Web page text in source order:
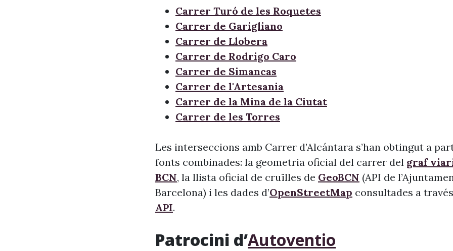
Carrer Turó de les Roquetes
Carrer de Garigliano
Carrer de Llobera
Carrer de Rodrigo Caro
Carrer de Simancas
Carrer de l'Artesania
Carrer de la Mina de la Ciutat
Carrer de les Torres
Les interseccions amb Carrer d’Alcántara s’han obtingut a
fonts combinades: la geometria oficial del carrer del graf viari
BCN, la llista oficial de cruïlles de GeoBCN (API de
Barcelona) i les dades d’OpenStreetMap consultades a través
API.
Patrocini d’Autoventio